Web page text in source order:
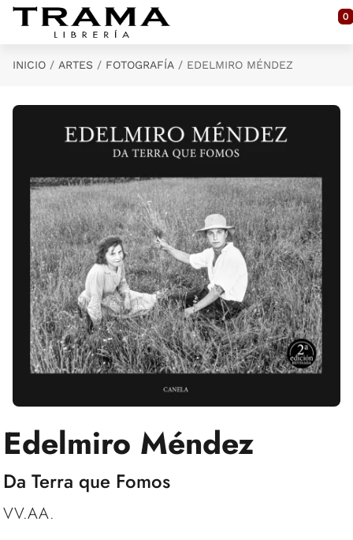
Saltar al contenido principal
0
INICIO ARTES FOTOGRAFÍA EDELMIRO MÉNDEZ
Edelmiro Méndez
Da Terra que Fomos
VV.AA.